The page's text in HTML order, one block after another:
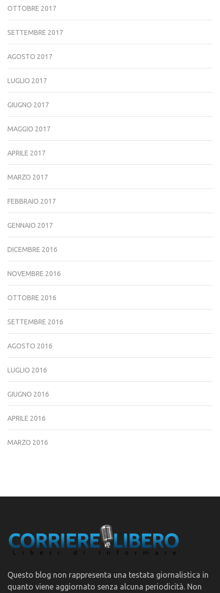
OTTOBRE 2017
SETTEMBRE 2017
AGOSTO 2017
LUGLIO 2017
GIUGNO 2017
MAGGIO 2017
APRILE 2017
MARZO 2017
FEBBRAIO 2017
GENNAIO 2017
DICEMBRE 2016
NOVEMBRE 2016
OTTOBRE 2016
SETTEMBRE 2016
AGOSTO 2016
LUGLIO 2016
GIUGNO 2016
APRILE 2016
MARZO 2016
Questo blog non rappresenta una testata giornalistica in
quanto viene aggiornato senza alcuna periodicità. Non